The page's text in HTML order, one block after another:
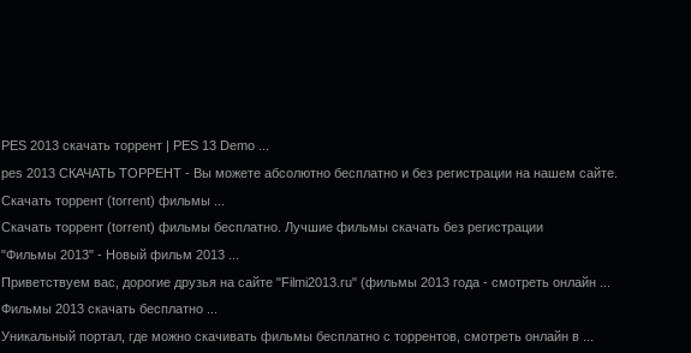
PES 2013 скачать торрент | PES 13 Demo ...
pes 2013 СКАЧАТЬ ТОРРЕНТ - Вы можете абсолютно бесплатно и без регистрации на нашем сайте.
Cкачать торрент (torrent) фильмы ...
Cкачать торрент (torrent) фильмы бесплатно. Лучшие фильмы скачать без регистрации
"Фильмы 2013" - Новый фильм 2013 ...
Приветствуем вас, дорогие друзья на сайте "Filmi2013.ru" (фильмы 2013 года - смотреть онлайн ...
Фильмы 2013 скачать бесплатно ...
Уникальный портал, где можно скачивать фильмы бесплатно с торрентов, смотреть онлайн в ...